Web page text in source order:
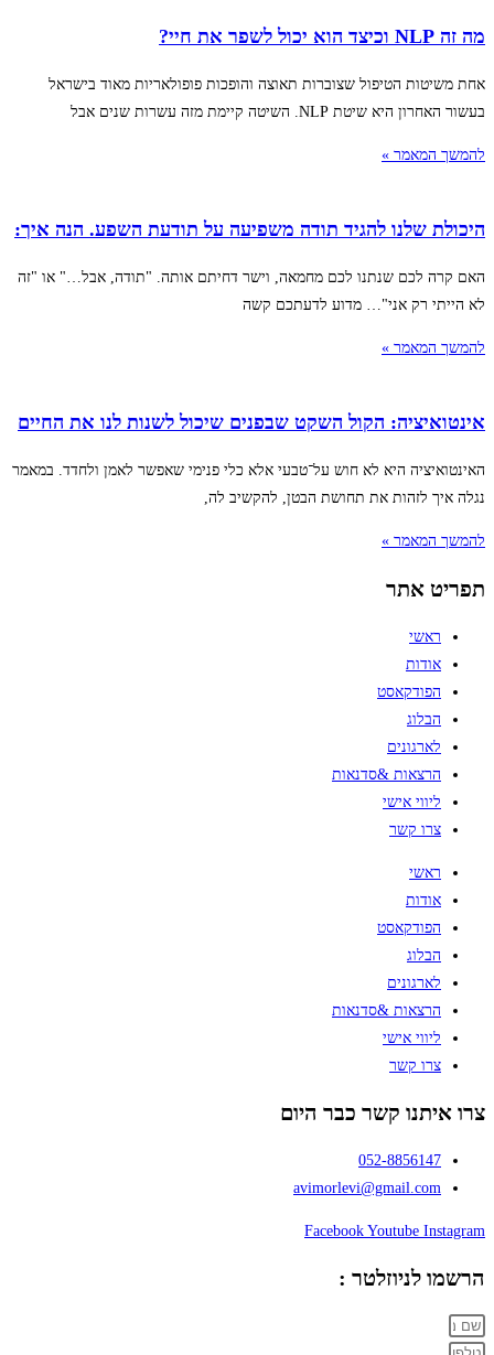
מה זה NLP וכיצד הוא יכול לשפר את חיי?
אחת משיטות הטיפול שצוברות תאוצה והופכות פופולאריות מאוד בישראל
בעשור האחרון היא שיטת NLP. השיטה קיימת מזה עשרות שנים אבל
להמשך המאמר »
היכולת שלנו להגיד תודה משפיעה על תודעת השפע. הנה איך:
האם קרה לכם שנתנו לכם מחמאה, וישר דחיתם אותה. "תודה, אבל…" או "זה
לא הייתי רק אני"… מדוע לדעתכם קשה
להמשך המאמר »
אינטואיציה: הקול השקט שבפנים שיכול לשנות לנו את החיים
האינטואיציה היא לא חוש על־טבעי אלא כלי פנימי שאפשר לאמן ולחדד. במאמר
נגלה איך לזהות את תחושת הבטן, להקשיב לה,
להמשך המאמר »
תפריט אתר
ראשי
אודות
הפודקאסט
הבלוג
לארגונים
הרצאות &סדנאות
ליווי אישי
צרו קשר
ראשי
אודות
הפודקאסט
הבלוג
לארגונים
הרצאות &סדנאות
ליווי אישי
צרו קשר
צרו איתנו קשר כבר היום
052-8856147
avimorlevi@gmail.com
Facebook Youtube Instagram
הרשמו לניוזלטר :